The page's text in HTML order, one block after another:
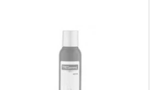
Laboratório
Por Menos